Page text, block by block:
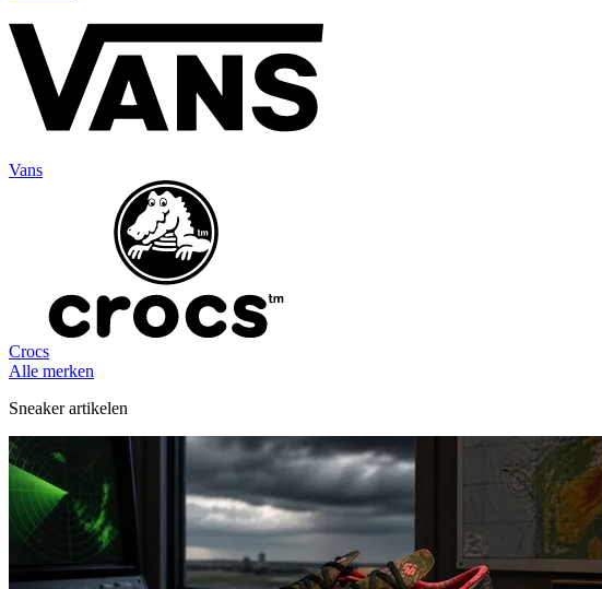
Vans
Crocs
Alle merken
Sneaker artikelen